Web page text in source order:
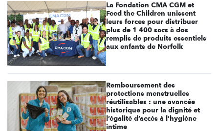
La Fondation CMA CGM et
Feed the Children unissent
leurs forces pour distribuer
plus de 1 400 sacs à dos
remplis de produits essentiels
aux enfants de Norfolk
Remboursement des
protections menstruelles
réutilisables : une avancée
historique pour la dignité et
l’égalité d’accès à l’hygiène
intime